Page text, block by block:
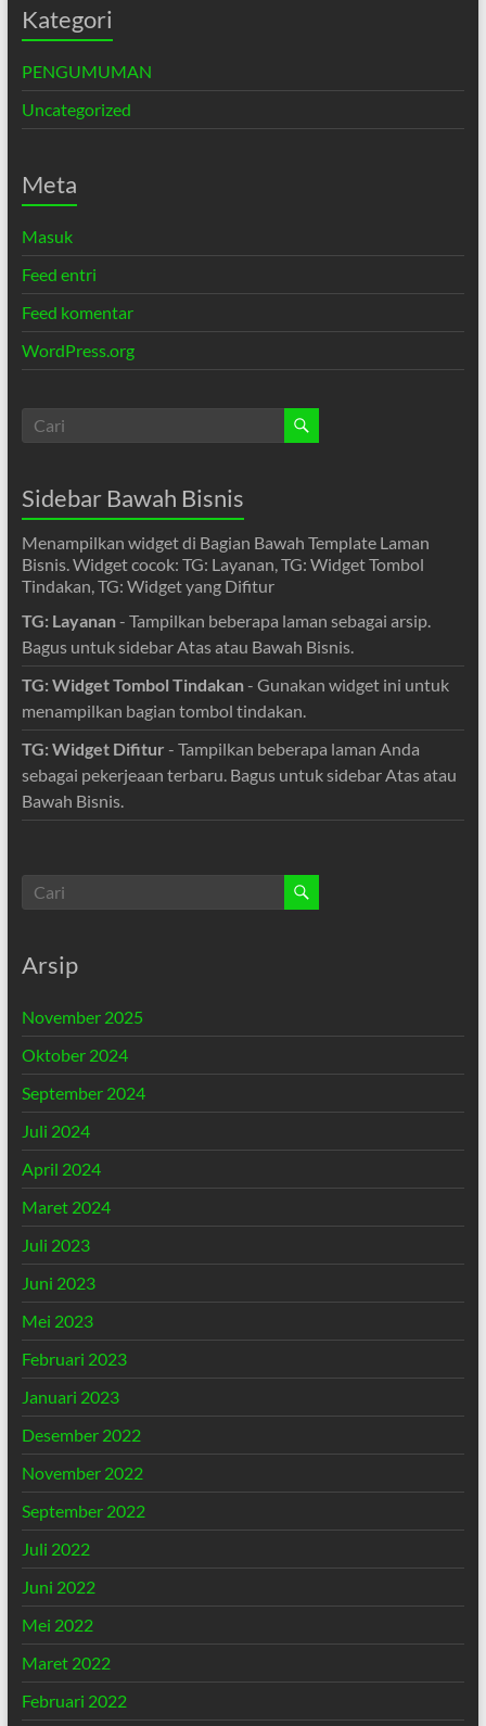
Kategori
PENGUMUMAN
Uncategorized
Meta
Masuk
Feed entri
Feed komentar
WordPress.org
Sidebar Bawah Bisnis
Menampilkan widget di Bagian Bawah Template Laman
Bisnis. Widget cocok: TG: Layanan, TG: Widget Tombol
Tindakan, TG: Widget yang Difitur
TG: Layanan- Tampilkan beberapa laman sebagai arsip.
Bagus untuk sidebar Atas atau Bawah Bisnis.
TG: Widget Tombol Tindakan- Gunakan widget ini untuk
menampilkan bagian tombol tindakan.
TG: Widget Difitur - Tampilkan beberapa laman Anda
sebagai pekerjeaan terbaru. Bagus untuk sidebar Atas atau
Bawah Bisnis.
Arsip
November 2025
Oktober 2024
September 2024
Juli 2024
April 2024
Maret 2024
Juli 2023
Juni 2023
Mei 2023
Februari 2023
Januari 2023
Desember 2022
November 2022
September 2022
Juli 2022
Juni 2022
Mei 2022
Maret 2022
Februari 2022